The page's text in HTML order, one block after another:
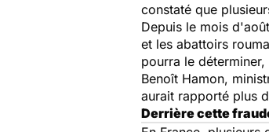
constaté que
Depuis le mois
et les abattoirs
pourra le
Benoît Hamon,
aurait rapporté plus
Derrière cette